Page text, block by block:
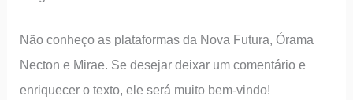
Não conheço as plataformas da Nova Futura, Órama
Necton e Mirae. Se desejar deixar um comentário e
enriquecer o texto, ele será muito bem-vindo!